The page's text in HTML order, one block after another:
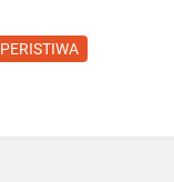
PERISTIWA